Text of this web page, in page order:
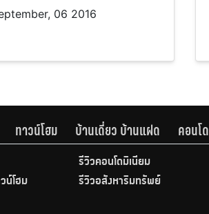
06 2016
ทาวน์โฮม บ้านเดี่ยว บ้านแฝด คอนโด
รีวิวคอนโดมิเนียม
น์โฮม
รีวิวอสังหาริมทรัพย์